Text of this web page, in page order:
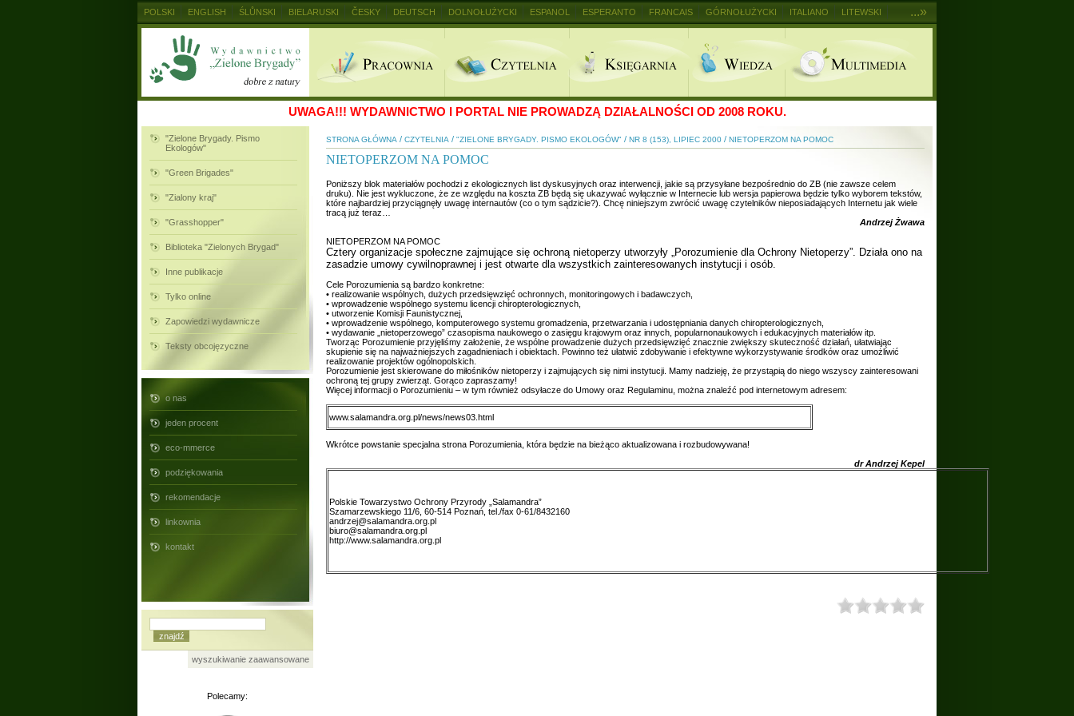
UWAGA!!! WYDAWNICTWO I PORTAL NIE PROWADZĄ DZIAŁALNOŚCI OD 2008 ROKU.
"Zielone Brygady. Pismo
Ekologów"
"Green Brigades"
"Zialony kraj"
"Grasshopper"
Biblioteka "Zielonych Brygad"
Inne publikacje
Tylko online
Zapowiedzi wydawnicze
Teksty obcojęzyczne
o nas
jeden procent
eco-mmerce
podziękowania
rekomendacje
linkownia
kontakt
wyszukiwanie zaawansowane
Polecamy:
STRONA GŁÓWNA / CZYTELNIA / "ZIELONE BRYGADY. PISMO EKOLOGÓW" / NR 8 (153), LIPIEC 2000 / NIETOPERZOM NA POMOC
NIETOPERZOM NA POMOC
Poniższy blok materiałów pochodzi z ekologicznych list dyskusyjnych oraz interwencji, jakie są przysyłane bezpośrednio do ZB (nie zawsze celem
druku). Nie jest wykluczone, że ze względu na koszta ZB będą się ukazywać wyłącznie w Internecie lub wersja papierowa będzie tylko wyborem tekstów,
które najbardziej przyciągnęły uwagę internautów (co o tym sądzicie?). Chcę niniejszym zwrócić uwagę czytelników nieposiadających Internetu jak wiele
tracą już teraz…
Andrzej Żwawa
NIETOPERZOM NA POMOC
Cztery organizacje społeczne zajmujące się ochroną nietoperzy utworzyły „Porozumienie dla Ochrony Nietoperzy”. Działa ono na
zasadzie umowy cywilnoprawnej i jest otwarte dla wszystkich zainteresowanych instytucji i osób.
Cele Porozumienia są bardzo konkretne:
• realizowanie wspólnych, dużych przedsięwzięć ochronnych, monitoringowych i badawczych,
• wprowadzenie wspólnego systemu licencji chiropterologicznych,
• utworzenie Komisji Faunistycznej,
• wprowadzenie wspólnego, komputerowego systemu gromadzenia, przetwarzania i udostępniania danych chiropterologicznych,
• wydawanie „nietoperzowego” czasopisma naukowego o zasięgu krajowym oraz innych, popularnonaukowych i edukacyjnych materiałów itp.
Tworząc Porozumienie przyjęliśmy założenie, że wspólne prowadzenie dużych przedsięwzięć znacznie zwiększy skuteczność działań, ułatwiając
skupienie się na najważniejszych zagadnieniach i obiektach. Powinno też ułatwić zdobywanie i efektywne wykorzystywanie środków oraz umożliwić
realizowanie projektów ogólnopolskich.
Porozumienie jest skierowane do miłośników nietoperzy i zajmujących się nimi instytucji. Mamy nadzieję, że przystąpią do niego wszyscy zainteresowani
ochroną tej grupy zwierząt. Gorąco zapraszamy!
Więcej informacji o Porozumieniu – w tym również odsyłacze do Umowy oraz Regulaminu, można znaleźć pod internetowym adresem:
www.salamandra.org.pl/news/news03.html
Wkrótce powstanie specjalna strona Porozumienia, która będzie na bieżąco aktualizowana i rozbudowywana!
dr Andrzej Kepel
Polskie Towarzystwo Ochrony Przyrody „Salamandra”
Szamarzewskiego 11/6, 60-514 Poznań, tel./fax 0-61/8432160
andrzej@salamandra.org.pl
biuro@salamandra.org.pl
http://www.salamandra.org.pl
...»
POLSKI ENGLISH ŚLŮNSKI BIELARUSKI ČESKY DEUTSCH DOLNOŁUŻYCKI ESPANOL ESPERANTO FRANCAIS GÓRNOŁUŻYCKI ITALIANO LITEWSKI